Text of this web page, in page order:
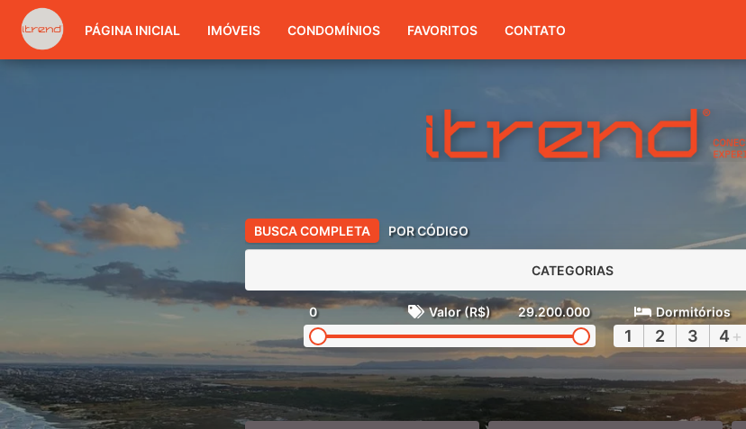
(51) 3416-7300
PÁGINA INICIAL IMÓVEIS CONDOMÍNIOS FAVORITOS CONTATO
BUSCA COMPLETA POR CÓDIGO
CATEGORIAS
0 Valor (R$) 29.200.000 Dormitórios
1 2 3 4 +